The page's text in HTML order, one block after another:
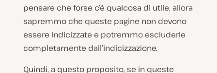
pensare che forse c’è qualcosa di utile, allora
sapremmo che queste pagine non devono
essere indicizzate e potremmo escluderle
completamente dall’indicizzazione.
Quindi, a questo proposito, se in queste